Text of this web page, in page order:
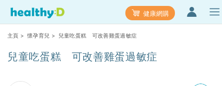
健康網購
主頁 > 懷孕育兒 > 兒童吃蛋糕 可改善雞蛋過敏症
兒童吃蛋糕 可改善雞蛋過敏症